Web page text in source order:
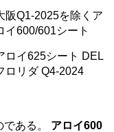
阪Q1-2025を除くア
イ600/601シート
ロイ625シート DEL
ロリダ Q4-2024
ある。 アロイ600